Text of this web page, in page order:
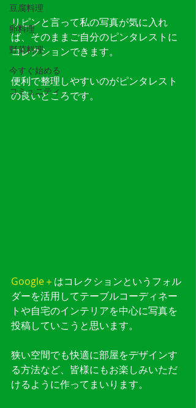
豆腐料理
卵料理
野菜料理
今すぐ始める
コミュニティ
リピンと言って私の写真が気に入れ
ば、そのままご自分のピンタレストに
コレクションできます。
便利で整理しやすいのがピンタレスト
の良いところです。
Google＋はコレクションというフォル
ダーを活用してテーブルコーディネー
トや自宅のインテリアを中心に写真を
投稿していこうと思います。
狭い空間でも快適に部屋をデザインす
る方法など、皆様にもお楽しみいただ
けるように作ってまいります。